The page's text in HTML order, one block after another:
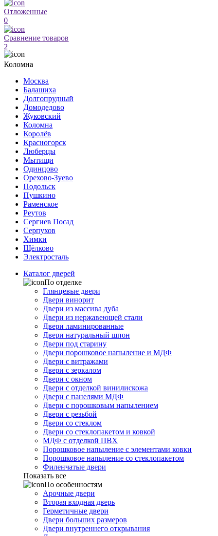
Отложенные
0
Сравнение товаров
2
Коломна
Москва
Балашиха
Долгопрудный
Домодедово
Жуковский
Коломна
Королёв
Красногорск
Люберцы
Мытищи
Одинцово
Орехово-Зуево
Подольск
Пушкино
Раменское
Реутов
Сергиев Посад
Серпухов
Химки
Щёлково
Электросталь
Каталог дверей
По отделке
Глянцевые двери
Двери винорит
Двери из массива дуба
Двери из нержавеющей стали
Двери ламинированные
Двери натуральный шпон
Двери под старину
Двери порошковое напыление и МДФ
Двери с витражами
Двери с зеркалом
Двери с окном
Двери с отделкой винилискожа
Двери с панелями МДФ
Двери с порошковым напылением
Двери с резьбой
Двери со стеклом
Двери со стеклопакетом и ковкой
МДФ с отделкой ПВХ
Порошковое напыление с элементами ковки
Порошковое напыление со стеклопакетом
Филенчатые двери
Показать все
По особенностям
Арочные двери
Вторая входная дверь
Герметичные двери
Двери больших размеров
Двери внутреннего открывания